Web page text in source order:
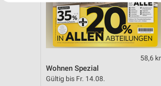
58,6
Wohnen Spezial
Gültig bis Fr. 14.08.
Erstellung von Profilen zur Personalisierung
Verwendung von Profilen zur Auswahl
Messung der Performance von Inhalten